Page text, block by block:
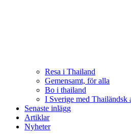
Resa i Thailand
Gemensamt, för alla
Bo i thailand
I Sverige med Thailändsk
Senaste inlägg
Artiklar
Nyheter